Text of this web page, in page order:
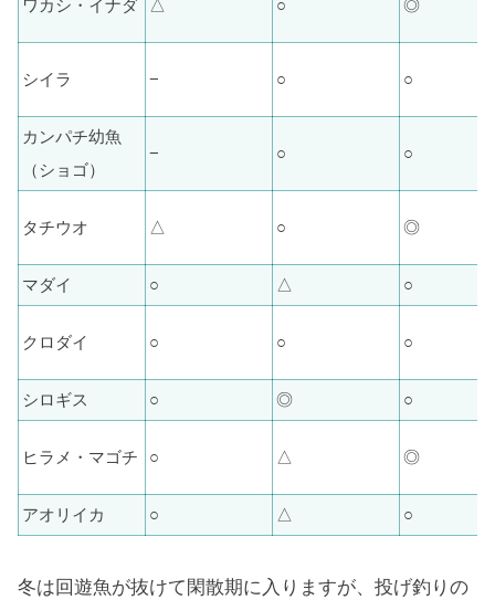
ワカシ・イナダ △ ○ ◎
シイラ − ○ ○
カンパチ幼魚
（ショゴ）
− ○ ○
タチウオ △ ○ ◎
マダイ ○ △ ○
クロダイ ○ ○ ○
シロギス ○ ◎ ○
ヒラメ・マゴチ ○ △ ◎
アオリイカ ○ △ ○
冬は回遊魚が抜けて閑散期に入りますが、投げ釣りの